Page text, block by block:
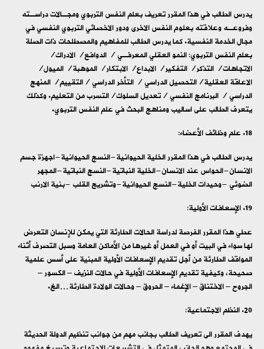
يدرس الطالب في هذا المقرر تعريف بعلم النفس التربوي ومجـالات دراسـته
وفروعـه وعلاقته بعلوم النفس الاخرى ودور الاخصائي التربوي النفسي في
مجال الخدمة النفسية. كما يدرس الطالب للمفاهيم والمصطلحات ذات الصلة
بعلم النفس التربوي: النمو العقلي المعرفـي / الدوافع/ الادراك/
الاتجاهات/ التذكر/ التفكير/ الابداع/ الابتكار/ الموهبة/ الميول/
الاعاقة العقلية/التحصيل الدراسي / التأخر الدراسي /التقييم/ المنهج
الدراسي / البرنامج النفسي /تعديل السلوك/التسرب من التعليم. وكذلك
يتعرف الطالب على اساليب ومناهج البحث في علم النفس التربوي.
علم وظائف الأعضاء:
يدرس الطالب في هذا المقرر الخلية الحيوانية-النسج الحيوانية-اجهزة جسم
الانسان-الحواس عند الانسان-الخلية النباتية-النسج النباتية-المجهر
الضوئي -وحيدات الخلية-النسج الحيوانية-وتشريح القلب -بنية الارنب
الإسعافات الأولية:
عطي هذا المقرر الفرصة لدراسة الحالات الطارئة التي يمكن للإنسان التعرض
لها سواء في البيت أو في العمل أو غيرها من الأماكن العامة وسبل التصرف أثناء
المواقف الطارئة من أجل تقديم الإسعافات الأولية المبنية على أسس علمية
صحيحة، وكيفية تقديم الإسعافات الأولية في حالات النزيف – الكسور –
الجروح – الاختناق – الإغماء – الحروق – وحالات الولادة الطارئة…الخ.
النظم الاجتماعية:
يهدف المقرر الى تعريف الطالب بجانب مهم من جوانب تنظيم الدولة الحديثة